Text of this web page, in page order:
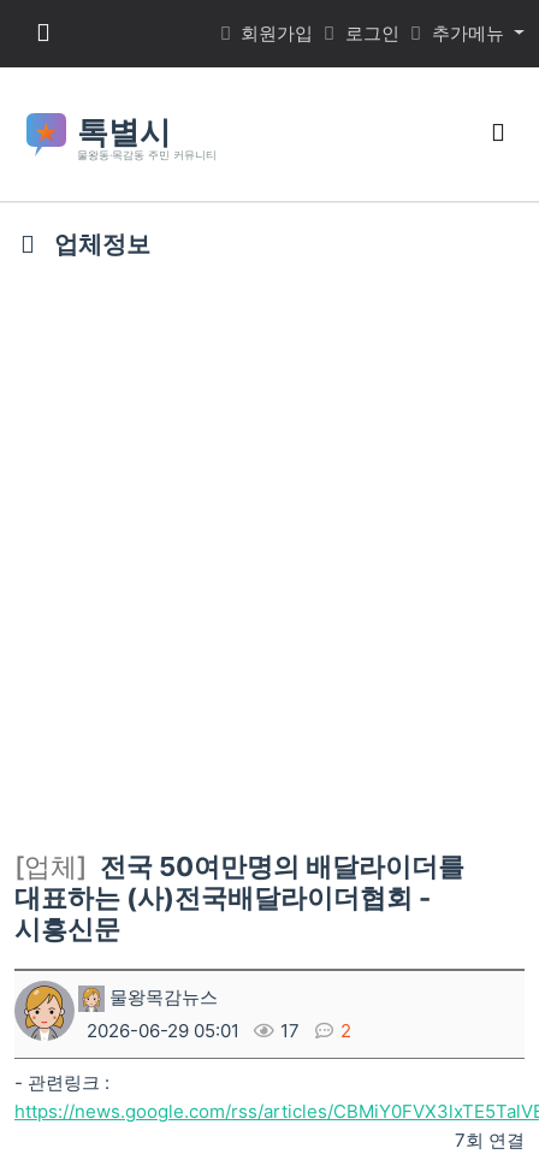
메뉴 버튼 회원가입 로그인 추가메뉴
검
업체정보
[업체] 전국 50여만명의 배달라이더를
대표하는 (사)전국배달라이더협회 -
시흥신문
물왕목감뉴스
2026-06-29 05:01
17 2
- 관련링크 :
https://news.google.com/rss/articles/
7회 연결